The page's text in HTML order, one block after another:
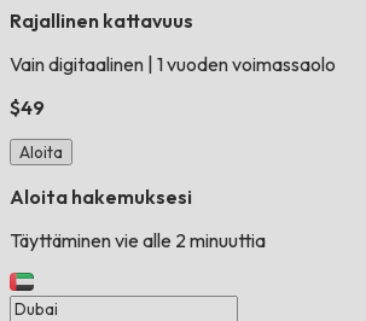
Rajallinen kattavuus
Vain digitaalinen 1 vuoden voimassaolo
$49
Aloita
Aloita hakemuksesi
Täyttäminen vie alle 2 minuuttia